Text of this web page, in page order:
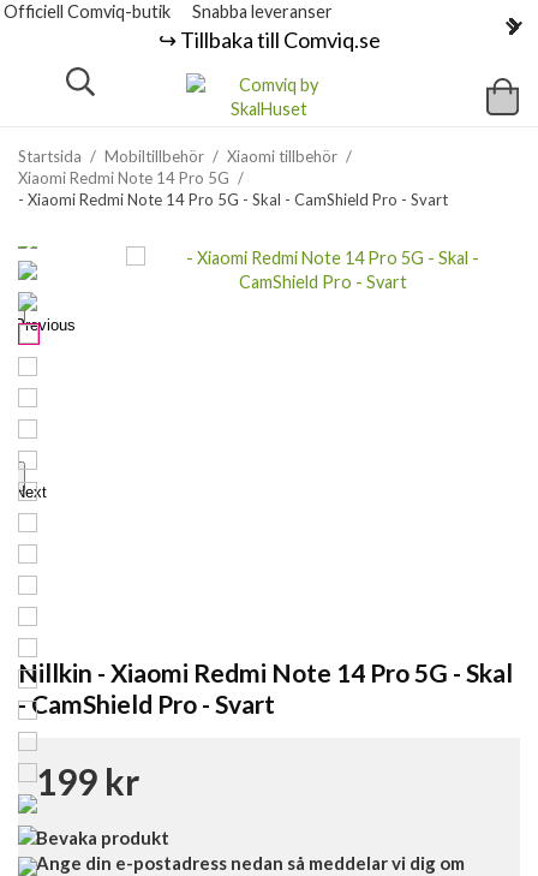
Officiell Comviq-butik Snabba leveranser
↪️ Tillbaka till Comviq.se
Startsida / Mobiltillbehör / Xiaomi tillbehör /
Xiaomi Redmi Note 14 Pro 5G /
- Xiaomi Redmi Note 14 Pro 5G - Skal - CamShield Pro - Svart
Previous
Next
Nillkin - Xiaomi Redmi Note 14 Pro 5G - Skal
- CamShield Pro - Svart
199 kr
Bevaka produkt
Ange din e-postadress nedan så meddelar vi dig om